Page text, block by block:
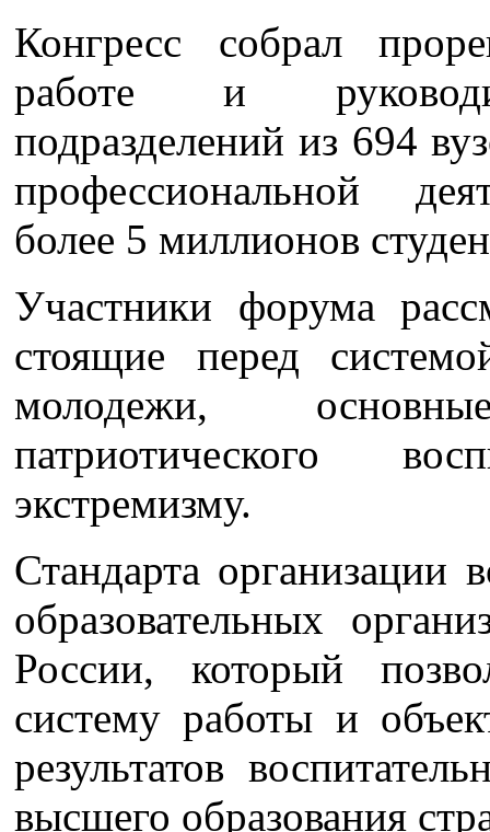
Конгресс собрал
работе и
подразделений из 694
профессиональной
более 5 миллионов
Участники форума
стоящие перед
молодежи,
патриотического
экстремизму.
Стандарта организации
образовательных
России, который
систему работы и
результатов
высшего образования